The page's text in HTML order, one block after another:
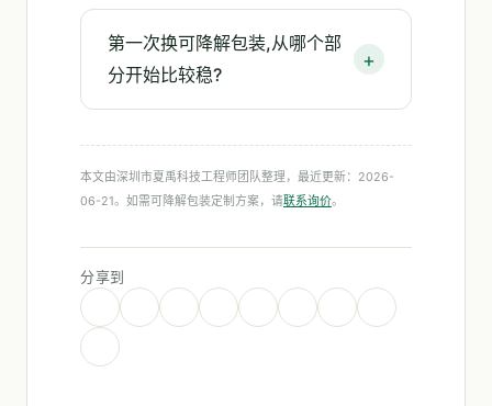
第一次换可降解包装,从哪个部
分开始比较稳?
本文由深圳市夏禹科技工程师团队整理，最近更新：2026-
06-21。如需可降解包装定制方案，请联系询价。
分享到